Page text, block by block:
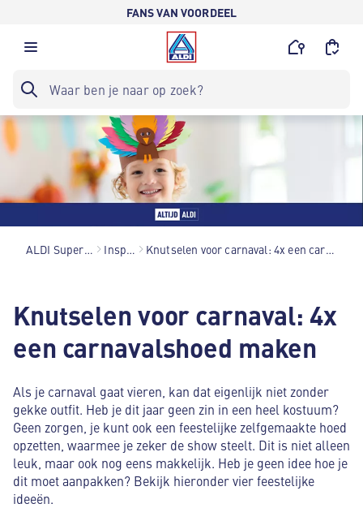
FANS VAN VOORDEEL
ALDI Supermarkten Inspiratie Knutselen voor carnaval: 4x een carnavalshoed maken
Knutselen voor carnaval: 4x
een carnavalshoed maken
Als je carnaval gaat vieren, kan dat eigenlijk niet zonder
gekke outfit. Heb je dit jaar geen zin in een heel kostuum?
Geen zorgen, je kunt ook een feestelijke zelfgemaakte hoed
opzetten, waarmee je zeker de show steelt. Dit is niet alleen
leuk, maar ook nog eens makkelijk. Heb je geen idee hoe je
dit moet aanpakken? Bekijk hieronder vier feestelijke
ideeën.